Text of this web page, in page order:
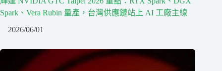
Spark、Vera Rubin 量產，台灣供應鏈站上 AI 工廠主線
2026/06/01